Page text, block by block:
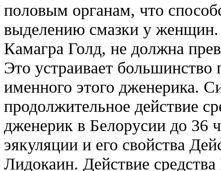
половым органам, что
выделению смазки у женщин.
Камагра Голд, не должна
Это устраивает большинство
именного этого дженерика.
продолжительное действие
дженерик в Белорусии до 36
эякуляции и его свойства
Лидокаин. Действие